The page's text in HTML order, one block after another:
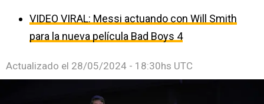
VIDEO VIRAL: Messi actuando con Will Smith
para la nueva película Bad Boys 4
Actualizado el 28/05/2024 - 18:30hs UTC